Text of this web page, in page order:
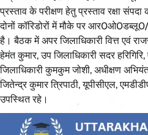
प्रस्ताव के परीक्षण हेतु प्रस्ताव रक्षा
दोनों कॉरिडोरों में मौके पर आर0ओ0डब्लू0/
है। बैठक में अपर जिलाधिकारी वित्त एवं
हेमंत कुमार, उप जिलाधिकारी सदर
जिलाधिकारी कुमकुम जोशी, अधीक्षण
जितेन्द्र कुमार त्रिपाठी, यूपीसीएल,
उपस्थित रहे।